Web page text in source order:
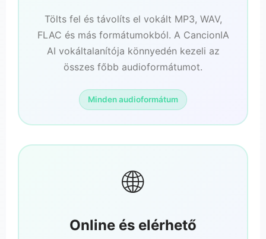
Tölts fel és távolíts el vokált MP3, WAV,
FLAC és más formátumokból. A CancionIA
AI vokáltalanítója könnyedén kezeli az
összes főbb audioformátumot.
Minden audioformátum
🌐
Online és elérhető